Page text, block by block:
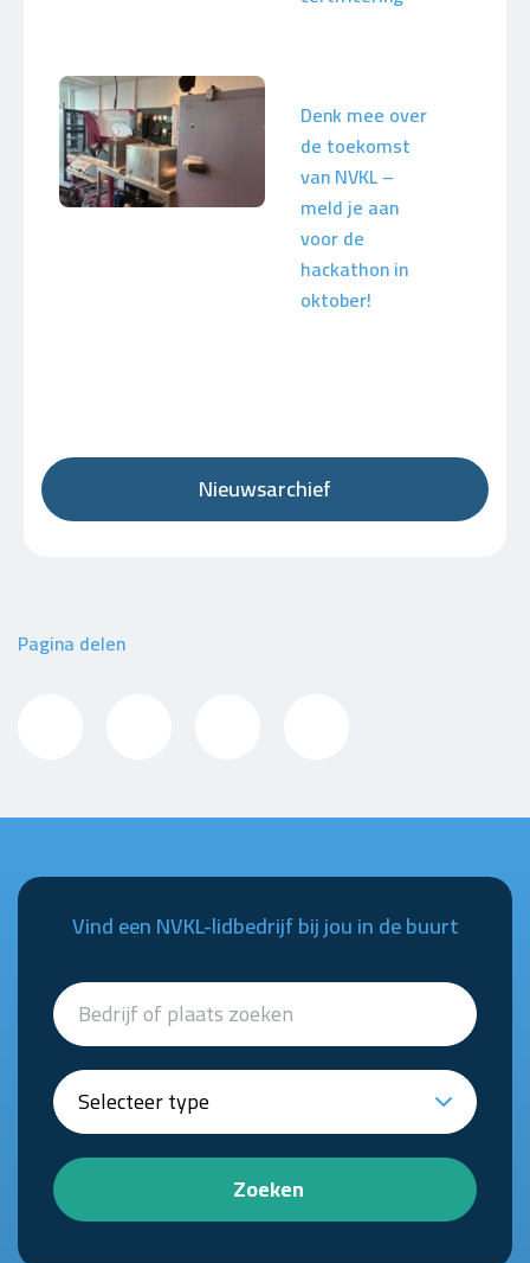
Denk mee over
de toekomst
van NVKL –
meld je aan
voor de
hackathon in
oktober!
Nieuwsarchief
Pagina delen
Vind een NVKL-lidbedrijf bij jou in de buurt
Zoeken